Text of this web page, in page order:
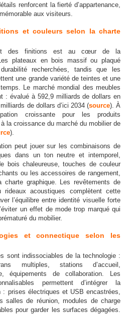
renforcent la fierté d’appartenance,
aux visiteurs.
et couleurs selon la charte
des finitions est au cœur de la
plateaux en bois massif ou plaqué
recherchées, tandis que les
une grande variété de teintes et une
Le marché mondial des meubles
: évalué à 592,9 milliards de dollars en
de dollars d’ici 2034 (source). À
croissante pour les produits
la croissance du marché du mobilier de
).
peut jouer sur les combinaisons de
dans un ton neutre et intemporel,
bois chaleureuse, touches de couleur
ou les accessoires de rangement,
graphique. Les revêtements de
rideaux acoustiques complètent cette
l’équilibre entre identité visuelle forte
un effet de mode trop marqué qui
du mobilier.
et connectique selon les
sont indissociables de la technologie :
multiples, stations d’accueil,
équipements de collaboration. Les
permettent d’intégrer la
prises électriques et USB encastrées,
salles de réunion, modules de charge
pour garder les surfaces dégagées.